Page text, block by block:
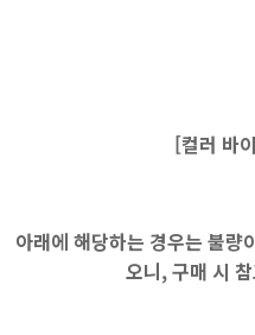
[컬러 바
아래에 해당하는 경우는 불량
오니, 구매 시